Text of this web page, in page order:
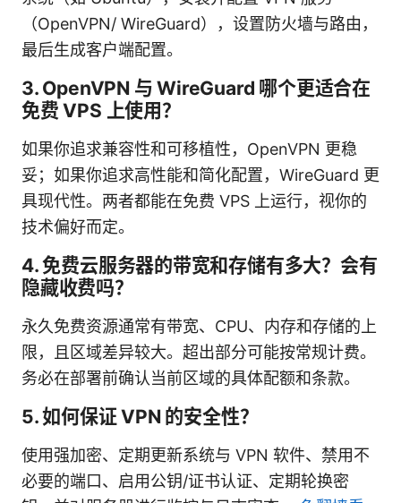
（OpenVPN/ WireGuard），设置防火墙与路由，
最后生成客户端配置。
3. OpenVPN 与 WireGuard 哪个更适合在
免费 VPS 上使用？
如果你追求兼容性和可移植性，OpenVPN 更稳
妥；如果你追求高性能和简化配置，WireGuard 更
具现代性。两者都能在免费 VPS 上运行，视你的
技术偏好而定。
4. 免费云服务器的带宽和存储有多大？会有
隐藏收费吗？
永久免费资源通常有带宽、CPU、内存和存储的上
限，且区域差异较大。超出部分可能按常规计费。
务必在部署前确认当前区域的具体配额和条款。
5. 如何保证 VPN 的安全性？
使用强加密、定期更新系统与 VPN 软件、禁用不
必要的端口、启用公钥/证书认证、定期轮换密